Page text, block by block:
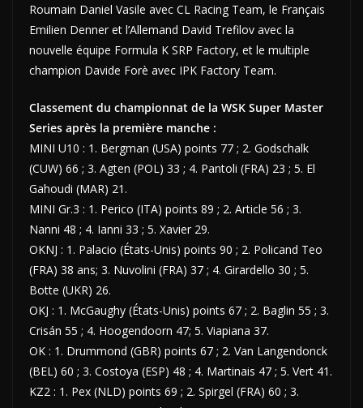
Roumain Daniel Vasile avec CL Racing Team, le Français
Emilien Denner et l’Allemand David Trefilov avec la
nouvelle équipe Formula K SRP Factory, et le multiple
champion Davide Forè avec IPK Factory Team.
Classement du championnat de la WSK Super Master
Series après la première manche :
MINI U10 : 1. Bergman (USA) points 77 ; 2. Godschalk
(CUW) 66 ; 3. Agten (POL) 33 ; 4. Pantoli (FRA) 23 ; 5. El
Gahoudi (MAR) 21.
MINI Gr.3 : 1. Perico (ITA) points 89 ; 2. Article 56 ; 3.
Nanni 48 ; 4. Ianni 33 ; 5. Xavier 29.
OKNJ : 1. Palacio (États-Unis) points 90 ; 2. Policand Teo
(FRA) 38 ans; 3. Nuvolini (FRA) 37 ; 4. Girardello 30 ; 5.
Botte (UKR) 26.
OKJ : 1. McGaughy (États-Unis) points 67 ; 2. Baglin 55 ; 3.
Crisán 55 ; 4. Hoogendoorn 47; 5. Viapiana 37.
OK : 1. Drummond (GBR) points 67 ; 2. Van Langendonck
(BEL) 60 ; 3. Costoya (ESP) 48 ; 4. Martinais 47 ; 5. Vert 41.
KZ2 : 1. Pex (NLD) points 69 ; 2. Spirgel (FRA) 60 ; 3.